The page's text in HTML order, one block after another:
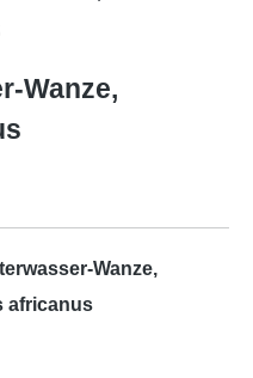
Wanze,
Wanze,
africanus